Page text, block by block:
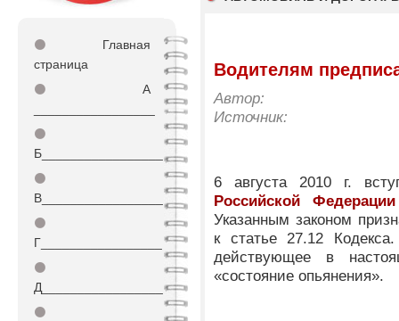
⚫
Главная
страница
⚫
А
⚫
Б_________________
⚫
В_________________
⚫
Г_________________
⚫
Д_________________
⚫
Водителям
Автор:
Источник:
6 августа 2010 г.
Российской
Указанным законом
к статье 27.12
действующее в
«состояние опьянения».